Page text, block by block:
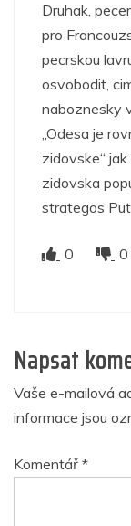
Druhak,
pro
pecrskou
osvobodit,
naboznesky
„Odesa je
zidovske“
zidovska
strategos
0 0
Napsat
Vaše e-mailová
informace jsou
Komentář *